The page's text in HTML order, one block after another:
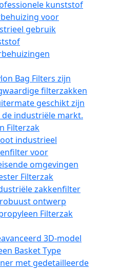
Filterzak
Filterzak
Filterzak